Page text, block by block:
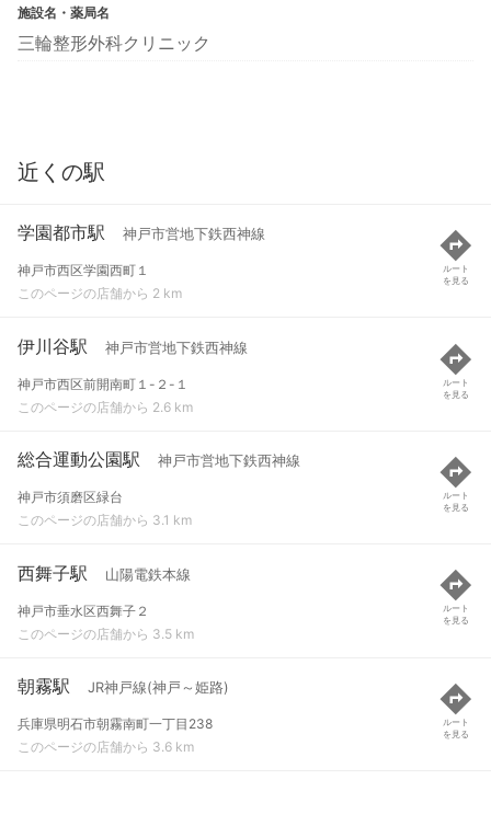
施設名・薬局名
三輪整形外科クリニック
近くの駅
学園都市駅 神戸市営地下鉄西神線
神戸市西区学園西町１
このページの店舗から 2 km
ルート
を見る
伊川谷駅 神戸市営地下鉄西神線
神戸市西区前開南町１-２-１
このページの店舗から 2.6 km
ルート
を見る
総合運動公園駅 神戸市営地下鉄西神線
神戸市須磨区緑台
このページの店舗から 3.1 km
ルート
を見る
西舞子駅 山陽電鉄本線
神戸市垂水区西舞子２
このページの店舗から 3.5 km
ルート
を見る
朝霧駅 JR神戸線(神戸～姫路)
兵庫県明石市朝霧南町一丁目238
このページの店舗から 3.6 km
ルート
を見る